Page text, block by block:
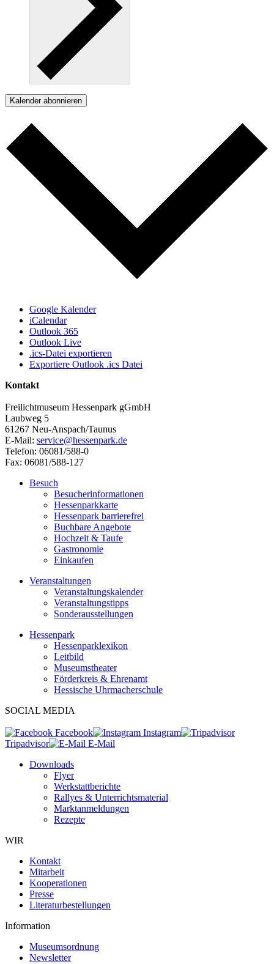
Kalender abonnieren
Google Kalender
iCalendar
Outlook 365
Outlook Live
.ics-Datei exportieren
Exportiere Outlook .ics Datei
Kontakt
Freilichtmuseum Hessenpark gGmbH
Laubweg 5
61267 Neu-Anspach/Taunus
E-Mail: service@hessenpark.de
Telefon: 06081/588-0
Fax: 06081/588-127
Besuch
Besucherinformationen
Hessenparkkarte
Hessenpark barrierefrei
Buchbare Angebote
Hochzeit & Taufe
Gastronomie
Einkaufen
Veranstaltungen
Veranstaltungskalender
Veranstaltungstipps
Sonderausstellungen
Hessenpark
Hessenparklexikon
Leitbild
Museumstheater
Förderkreis & Ehrenamt
Hessische Uhrmacherschule
SOCIAL MEDIA
Facebook
Instagram
Tripadvisor
E-Mail
Downloads
Flyer
Werkstattberichte
Rallyes & Unterrichtsmaterial
Marktanmeldungen
Rezepte
WIR
Kontakt
Mitarbeit
Kooperationen
Presse
Literaturbestellungen
Information
Museumsordnung
Newsletter